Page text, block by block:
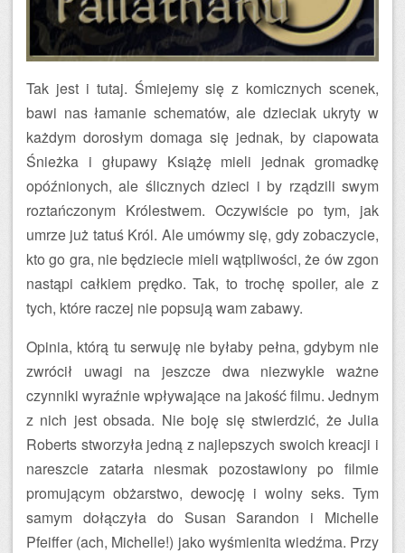
Tak jest i tutaj. Śmiejemy się z komicznych scenek,
bawi nas łamanie schematów, ale dzieciak ukryty w
każdym dorosłym domaga się jednak, by ciapowata
Śnieżka i głupawy Książę mieli jednak gromadkę
opóźnionych, ale ślicznych dzieci i by rządzili swym
roztańczonym Królestwem. Oczywiście po tym, jak
umrze już tatuś Król. Ale umówmy się, gdy zobaczycie,
kto go gra, nie będziecie mieli wątpliwości, że ów zgon
nastąpi całkiem prędko. Tak, to trochę spoiler, ale z
tych, które raczej nie popsują wam zabawy.
Opinia, którą tu serwuję nie byłaby pełna, gdybym nie
zwrócił uwagi na jeszcze dwa niezwykle ważne
czynniki wyraźnie wpływające na jakość filmu. Jednym
z nich jest obsada. Nie boję się stwierdzić, że Julia
Roberts stworzyła jedną z najlepszych swoich kreacji i
nareszcie zatarła niesmak pozostawiony po filmie
promującym obżarstwo, dewocję i wolny seks. Tym
samym dołączyła do Susan Sarandon i Michelle
Pfeiffer (ach, Michelle!) jako wyśmienita wiedźma. Przy